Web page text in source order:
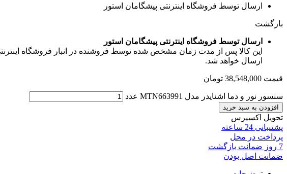
ارسال توسط فروشگاه اینترنتی پیشگامان استور
بازگشت
ارسال توسط فروشگاه اینترنتی پیشگامان استور
این کالا پس از مدت زمان مشخص شده توسط فروشنده در انبار فروشگاه
ارسال خواهد شد.
قیمت 38,548,000 تومان
سنسور نور و دما اشنایدر مدل MTN663991 عدد
افزودن به سبد خرید
تحویل اکسپرس
پشتیبانی 24 ساعته
پرداخت در محل
7 روز ضمانت بازگشت
ضمانت اصل بودن